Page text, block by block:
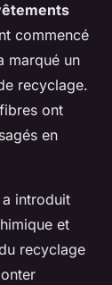
commencé
marqué un
recyclage.
ont
en
introduit
et
recyclage